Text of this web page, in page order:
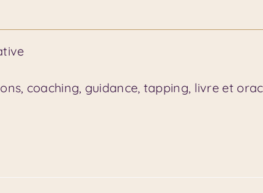
coaching, guidance, tapping, livre et